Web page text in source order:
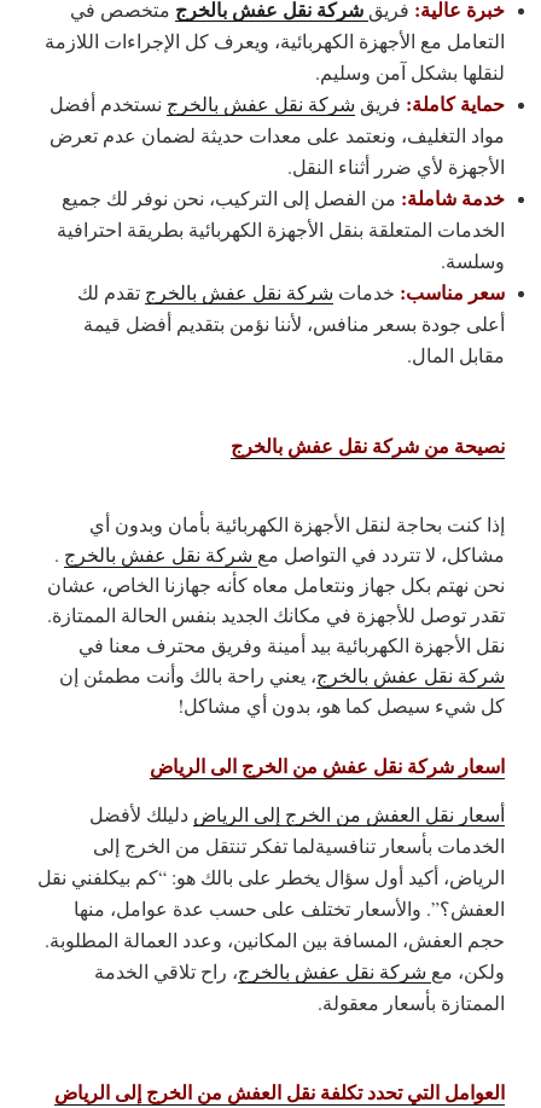
خبرة عالية: فريق شركة نقل عفش بالخرج متخصص في
التعامل مع الأجهزة الكهربائية، ويعرف كل الإجراءات اللازمة
لنقلها بشكل آمن وسليم.
حماية كاملة: فريق شركة نقل عفش بالخرج نستخدم أفضل
مواد التغليف، ونعتمد على معدات حديثة لضمان عدم تعرض
الأجهزة لأي ضرر أثناء النقل.
خدمة شاملة: من الفصل إلى التركيب، نحن نوفر لك جميع
الخدمات المتعلقة بنقل الأجهزة الكهربائية بطريقة احترافية
وسلسة.
سعر مناسب: خدمات شركة نقل عفش بالخرج تقدم لك
أعلى جودة بسعر منافس، لأننا نؤمن بتقديم أفضل قيمة
مقابل المال.
نصيحة من شركة نقل عفش بالخرج
إذا كنت بحاجة لنقل الأجهزة الكهربائية بأمان وبدون أي
مشاكل، لا تتردد في التواصل مع شركة نقل عفش بالخرج .
نحن نهتم بكل جهاز ونتعامل معاه كأنه جهازنا الخاص، عشان
تقدر توصل للأجهزة في مكانك الجديد بنفس الحالة الممتازة.
نقل الأجهزة الكهربائية بيد أمينة وفريق محترف معنا في
شركة نقل عفش بالخرج، يعني راحة بالك وأنت مطمئن إن
كل شيء سيصل كما هو، بدون أي مشاكل!
اسعار شركة نقل عفش من الخرج الى الرياض
أسعار نقل العفش من الخرج إلى الرياض دليلك لأفضل
الخدمات بأسعار تنافسيةلما تفكر تنتقل من الخرج إلى
الرياض، أكيد أول سؤال يخطر على بالك هو: “كم بيكلفني نقل
العفش؟”. والأسعار تختلف على حسب عدة عوامل، منها
حجم العفش، المسافة بين المكانين، وعدد العمالة المطلوبة.
ولكن، مع شركة نقل عفش بالخرج، راح تلاقي الخدمة
الممتازة بأسعار معقولة.
العوامل التي تحدد تكلفة نقل العفش من الخرج إلى الرياض